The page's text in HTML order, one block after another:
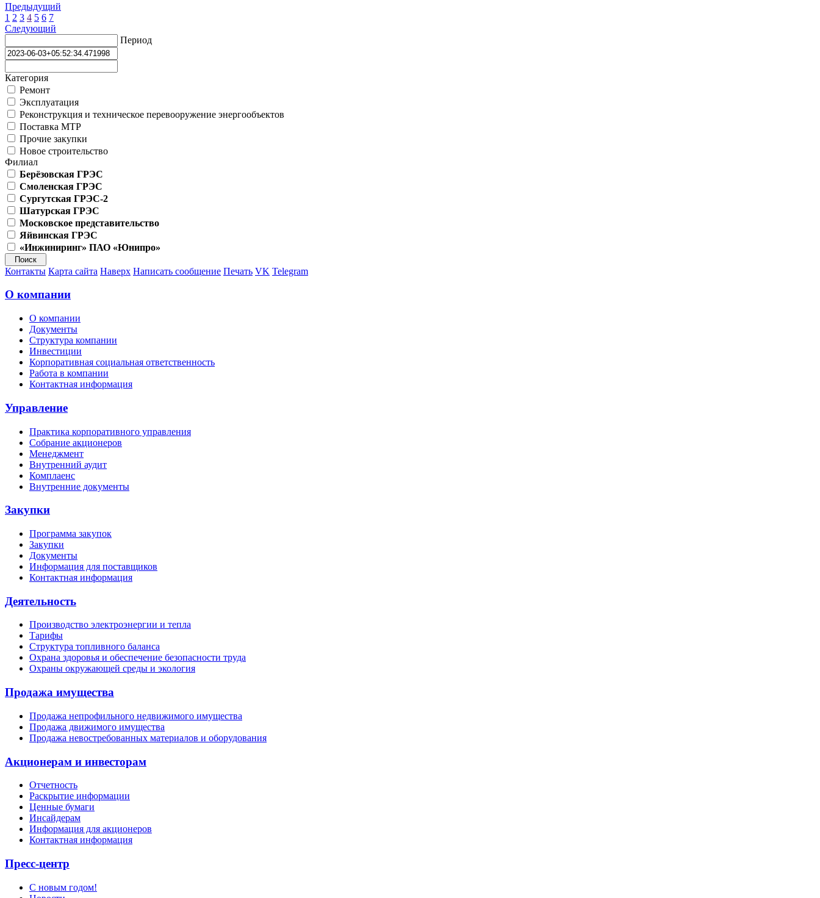
Предыдущий
1 2 3 4 5 6 7
Следующий
Период
Категория
Ремонт
Эксплуатация
Реконструкция и техническое перевооружение энергообъектов
Поставка МТР
Прочие закупки
Новое строительство
Филиал
Берёзовская ГРЭС
Смоленская ГРЭС
Сургутская ГРЭС-2
Шатурская ГРЭС
Московское представительство
Яйвинская ГРЭС
«Инжиниринг» ПАО «Юнипро»
Контакты Карта сайта Наверх Написать сообщение Печать VK Telegram
О компании
О компании
Документы
Структура компании
Инвестиции
Корпоративная социальная ответственность
Работа в компании
Контактная информация
Управление
Практика корпоративного управления
Собрание акционеров
Менеджмент
Внутренний аудит
Комплаенс
Внутренние документы
Закупки
Программа закупок
Закупки
Документы
Информация для поставщиков
Контактная информация
Деятельность
Производство электроэнергии и тепла
Тарифы
Структура топливного баланса
Охрана здоровья и обеспечение безопасности труда
Охраны окружающей среды и экология
Продажа имущества
Продажа непрофильного недвижимого имущества
Продажа движимого имущества
Продажа невостребованных материалов и оборудования
Акционерам и инвесторам
Отчетность
Раскрытие информации
Ценные бумаги
Инсайдерам
Информация для акционеров
Контактная информация
Пресс-центр
С новым годом!